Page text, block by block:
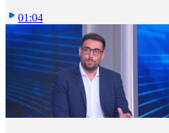
01:04